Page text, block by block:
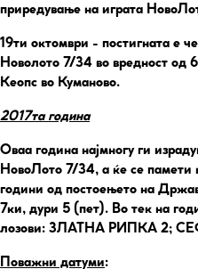
приредување на играта
19ти октомври - постигната е
Новолото 7/34 во вредност
Кеопс во Куманово.
2017та година
Оваа година најмногу ги
НовоЛото 7/34, а ќе се памети
години од постоењето на
7ки, дури 5 (пет). Во тек на
лозови: ЗЛАТНА РИПКА 2;
Поважни датуми: